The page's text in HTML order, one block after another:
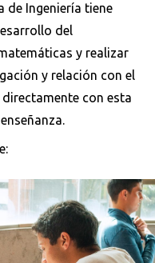
de Ingeniería tiene
del
y realizar
y relación con el
con esta